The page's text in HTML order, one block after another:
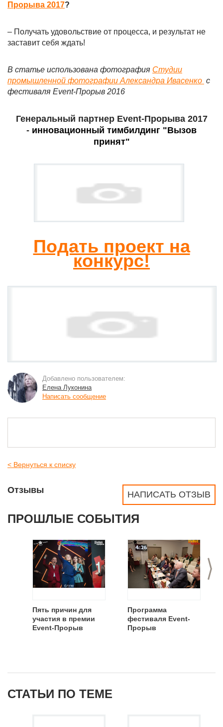
Прорыва 2017?
– Получать удовольствие от процесса, и результат не
заставит себя ждать!
В статье использована фотография Студии
промышленной фотографии Александра Ивасенко с
фестиваля Event-Прорыв 2016
Генеральный партнер Event-Прорыва 2017
- инновационный тимбилдинг "Вызов
принят"
Подать проект на
конкурс!
Добавлено пользователем:
Елена Луконина
Написать сообщение
< Вернуться к списку
НАПИСАТЬ ОТЗЫВ
Отзывы
ПРОШЛЫЕ СОБЫТИЯ
>
Пять причин для
участия в премии
Event-Прорыв
Программа
фестиваля Event-
Прорыв
СТАТЬИ ПО ТЕМЕ